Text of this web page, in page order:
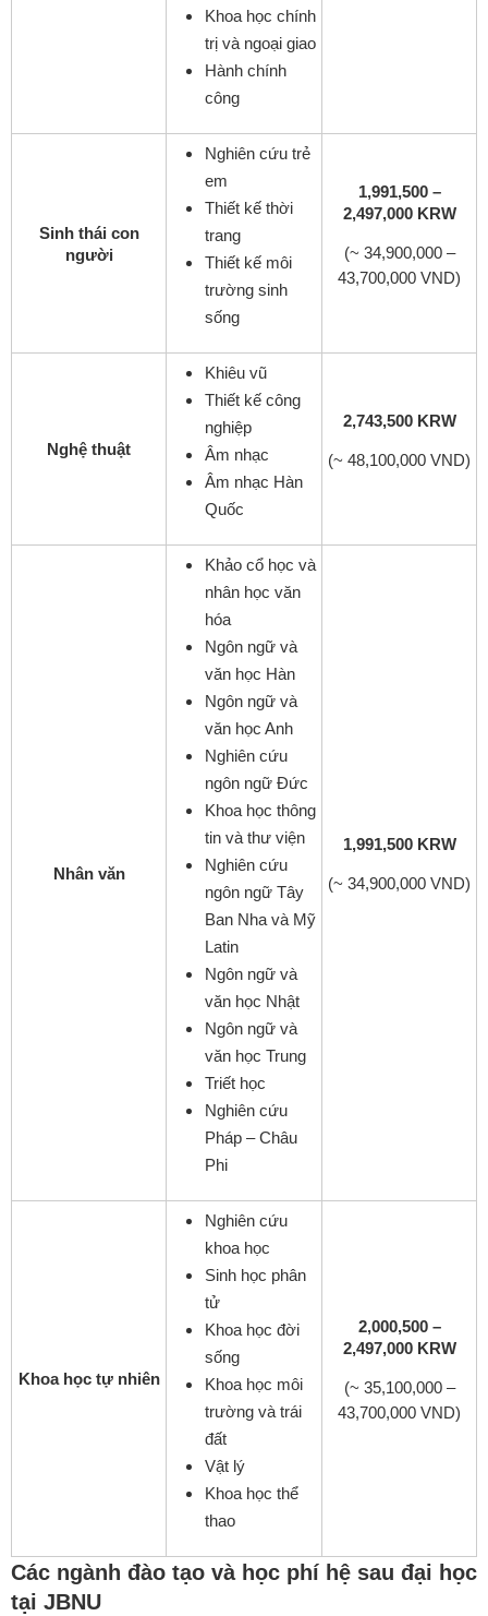
Khoa học chính
trị và ngoại giao
Hành chính
công
Sinh thái con
người
Nghiên cứu trẻ
em
Thiết kế thời
trang
Thiết kế môi
trường sinh
sống
1,991,500 –
2,497,000 KRW
(~ 34,900,000 –
43,700,000 VND)
Nghệ thuật
Khiêu vũ
Thiết kế công
nghiệp
Âm nhạc
Âm nhạc Hàn
Quốc
2,743,500 KRW
(~ 48,100,000 VND)
Nhân văn
Khảo cổ học và
nhân học văn
hóa
Ngôn ngữ và
văn học Hàn
Ngôn ngữ và
văn học Anh
Nghiên cứu
ngôn ngữ Đức
Khoa học thông
tin và thư viện
Nghiên cứu
ngôn ngữ Tây
Ban Nha và Mỹ
Latin
Ngôn ngữ và
văn học Nhật
Ngôn ngữ và
văn học Trung
Triết học
Nghiên cứu
Pháp – Châu
Phi
1,991,500 KRW
(~ 34,900,000 VND)
Khoa học tự nhiên
Nghiên cứu
khoa học
Sinh học phân
tử
Khoa học đời
sống
Khoa học môi
trường và trái
đất
Vật lý
Khoa học thể
thao
2,000,500 –
2,497,000 KRW
(~ 35,100,000 –
43,700,000 VND)
Các ngành đào tạo và học phí hệ sau đại học
tại JBNU